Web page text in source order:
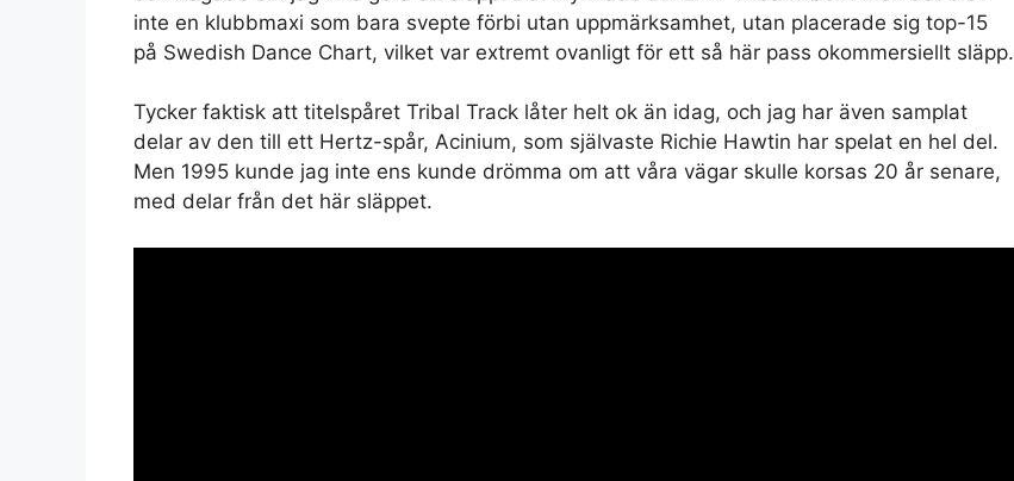
inte en klubbmaxi som bara svepte förbi utan uppmärksamhet, utan placerade sig top-15
på Swedish Dance Chart, vilket var extremt ovanligt för ett så här pass okommersiellt släpp.
Tycker faktisk att titelspåret Tribal Track låter helt ok än idag, och jag har även samplat
delar av den till ett Hertz-spår, Acinium, som självaste Richie Hawtin har spelat en hel del.
Men 1995 kunde jag inte ens kunde drömma om att våra vägar skulle korsas 20 år senare,
med delar från det här släppet.